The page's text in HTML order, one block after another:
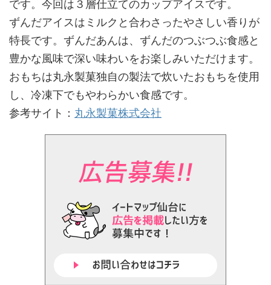
です。今回は３層仕立てのカップアイスです。
ずんだアイスはミルクと合わさったやさしい香りが
特長です。ずんだあんは、ずんだのつぶつぶ食感と
豊かな風味で深い味わいをお楽しみいただけます。
おもちは丸永製菓独自の製法で炊いたおもちを使用
し、冷凍下でもやわらかい食感です。
参考サイト： 丸永製菓株式会社